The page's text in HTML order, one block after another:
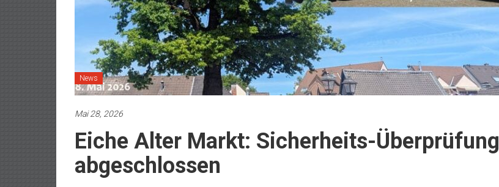
News
Mai 28, 2026
Eiche Alter Markt: Sicherheits-Überprüfung
abgeschlossen